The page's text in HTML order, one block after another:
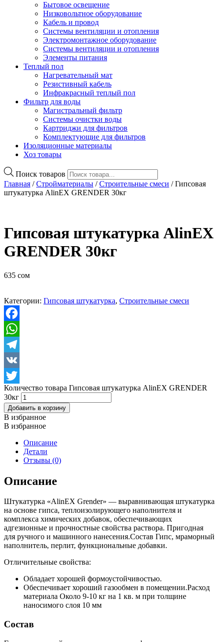
Бытовое освещение
Низковольтное оборудование
Кабель и провод
Системы вентиляции и отопления
Электромонтажное оборудование
Системы вентиляции и отопления
Элементы питания
Теплый пол
Нагревательный мат
Резистивный кабель
Инфракрасный теплый пол
Фильтр для воды
Магистральный фильтр
Системы очистки воды
Картриджи для фильтров
Комплектующие для фильтров
Изоляционные материалы
Хоз товары
Поиск товаров
Главная /Стройматериалы /Строительные смеси / Гипсовая
штукатурка AlinEX GRENDER 30кг
Гипсовая штукатурка AlinEX
GRENDER 30кг
635 сом
Категории: Гипсовая штукатурка, Строительные смеси
Facebook
WhatsApp
Telegram
VK
Twitter
Количество товара Гипсовая штукатурка AlinEX GRENDER
30кг
Добавить в корзину
В избранное
В избранное
Описание
Детали
Отзывы (0)
Описание
Штукатурка «АlinEX Grender» — выравнивающая штукатурка
на основе гипса, теплоизолирующего наполнителя и
комплекса химических добавок, обеспечивающих
адгезионные и прочностные свойства раствора. Пригодная
для ручного и машинного нанесения.Состав Гипс, мраморный
наполнитель, перлит, функциональные добавки.
Отличительные свойства:
Обладает хорошей формоустойчивостью.
Обеспечивает хороший газообмен в помещении.Расход
материала Около 9-10 кг на 1 кв. м при толщине
наносимого слоя 10 мм
Состав